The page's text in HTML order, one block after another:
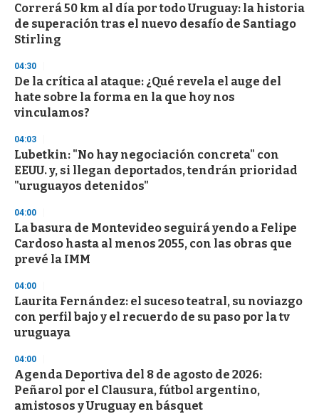
s
o
f
3
s
e
c
o
n
Correrá 50 km al día por todo Uruguay: la historia
de superación tras el nuevo desafío de Santiago
Stirling
04:30
De la crítica al ataque: ¿Qué revela el auge del
hate sobre la forma en la que hoy nos
vinculamos?
04:03
Lubetkin: "No hay negociación concreta" con
EEUU. y, si llegan deportados, tendrán prioridad
"uruguayos detenidos"
04:00
La basura de Montevideo seguirá yendo a Felipe
Cardoso hasta al menos 2055, con las obras que
prevé la IMM
04:00
Laurita Fernández: el suceso teatral, su noviazgo
con perfil bajo y el recuerdo de su paso por la tv
uruguaya
04:00
Agenda Deportiva del 8 de agosto de 2026:
Peñarol por el Clausura, fútbol argentino,
amistosos y Uruguay en básquet